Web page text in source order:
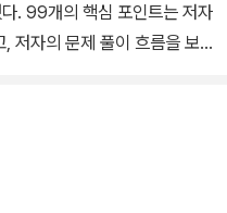
. 99개의 핵심 포인트는 저자
저자의 문제 풀이 흐름을 보여
온라인으로 해설집과 함께
어휘집까지 제공한다. 모르는